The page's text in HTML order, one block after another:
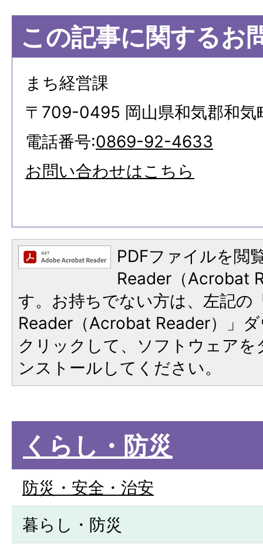
この記事に関するお
まち経営課
〒709-0495 岡山県和気郡和気
電話番号:0869-92-4633
お問い合わせはこちら
PDFファイルを閲
Reader（Acrobat
す。お持ちでない方は、左記の
Reader（Acrobat Reader）」
クリックして、ソフトウェア
ンストールしてください。
くらし・防災
防災・安全・治安
暮らし・防災